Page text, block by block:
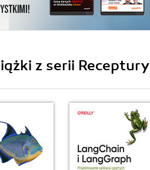
z serii Receptury